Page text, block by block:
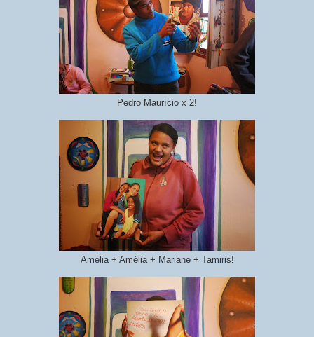
Pedro Maurício x 2!
Amélia + Amélia + Mariane + Tamiris!